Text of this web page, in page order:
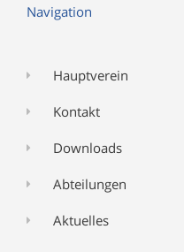
Navigation
Hauptverein
Kontakt
Downloads
Abteilungen
Aktuelles